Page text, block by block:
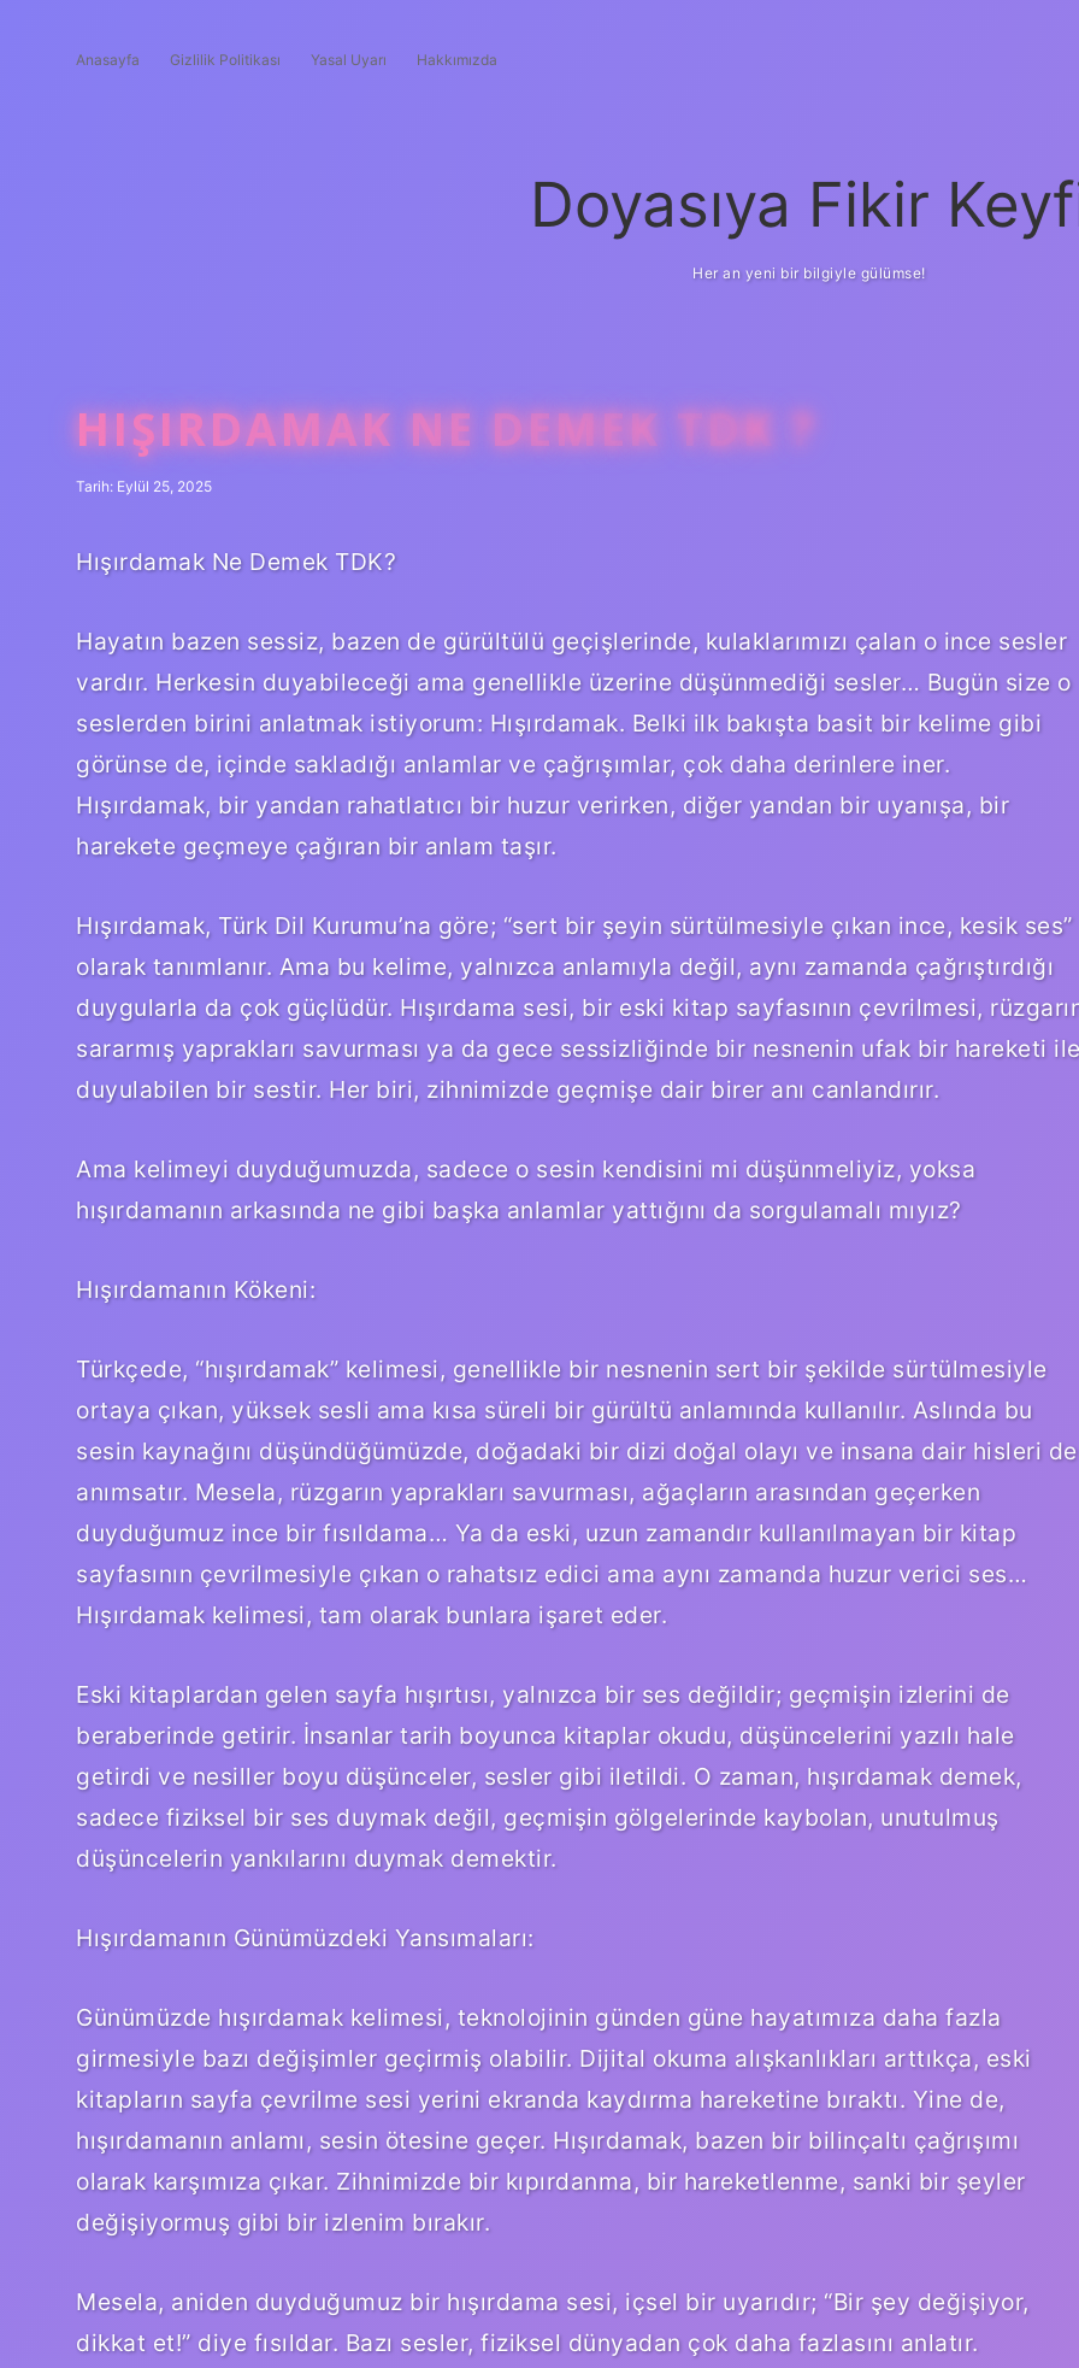
Anasayfa Gizlilik Politikası Yasal Uyarı Hakkımızda
Doyasıya Fikir
Her an yeni bir bilgiyle gülümse!
HIŞIRDAMAK NE DEMEK TDK ?
Tarih: Eylül 25, 2025
Hışırdamak Ne Demek TDK?
Hayatın bazen sessiz, bazen de gürültülü geçişlerinde, kulaklarımızı çalan o ince sesler
vardır. Herkesin duyabileceği ama genellikle üzerine düşünmediği sesler… Bugün size o
seslerden birini anlatmak istiyorum: Hışırdamak. Belki ilk bakışta basit bir kelime gibi
görünse de, içinde sakladığı anlamlar ve çağrışımlar, çok daha derinlere iner.
Hışırdamak, bir yandan rahatlatıcı bir huzur verirken, diğer yandan bir uyanışa, bir
harekete geçmeye çağıran bir anlam taşır.
Hışırdamak, Türk Dil Kurumu’na göre; “sert bir şeyin sürtülmesiyle çıkan ince, kesik ses”
olarak tanımlanır. Ama bu kelime, yalnızca anlamıyla değil, aynı zamanda çağrıştırdığı
duygularla da çok güçlüdür. Hışırdama sesi, bir eski kitap sayfasının çevrilmesi,
sararmış yaprakları savurması ya da gece sessizliğinde bir nesnenin ufak bir hareketi
duyulabilen bir sestir. Her biri, zihnimizde geçmişe dair birer anı canlandırır.
Ama kelimeyi duyduğumuzda, sadece o sesin kendisini mi düşünmeliyiz, yoksa
hışırdamanın arkasında ne gibi başka anlamlar yattığını da sorgulamalı mıyız?
Hışırdamanın Kökeni:
Türkçede, “hışırdamak” kelimesi, genellikle bir nesnenin sert bir şekilde sürtülmesiyle
ortaya çıkan, yüksek sesli ama kısa süreli bir gürültü anlamında kullanılır. Aslında bu
sesin kaynağını düşündüğümüzde, doğadaki bir dizi doğal olayı ve insana dair hisleri de
anımsatır. Mesela, rüzgarın yaprakları savurması, ağaçların arasından geçerken
duyduğumuz ince bir fısıldama… Ya da eski, uzun zamandır kullanılmayan bir kitap
sayfasının çevrilmesiyle çıkan o rahatsız edici ama aynı zamanda huzur verici ses…
Hışırdamak kelimesi, tam olarak bunlara işaret eder.
Eski kitaplardan gelen sayfa hışırtısı, yalnızca bir ses değildir; geçmişin izlerini de
beraberinde getirir. İnsanlar tarih boyunca kitaplar okudu, düşüncelerini yazılı hale
getirdi ve nesiller boyu düşünceler, sesler gibi iletildi. O zaman, hışırdamak demek,
sadece fiziksel bir ses duymak değil, geçmişin gölgelerinde kaybolan, unutulmuş
düşüncelerin yankılarını duymak demektir.
Hışırdamanın Günümüzdeki Yansımaları:
Günümüzde hışırdamak kelimesi, teknolojinin günden güne hayatımıza daha fazla
girmesiyle bazı değişimler geçirmiş olabilir. Dijital okuma alışkanlıkları arttıkça, eski
kitapların sayfa çevrilme sesi yerini ekranda kaydırma hareketine bıraktı. Yine de,
hışırdamanın anlamı, sesin ötesine geçer. Hışırdamak, bazen bir bilinçaltı çağrışımı
olarak karşımıza çıkar. Zihnimizde bir kıpırdanma, bir hareketlenme, sanki bir şeyler
değişiyormuş gibi bir izlenim bırakır.
Mesela, aniden duyduğumuz bir hışırdama sesi, içsel bir uyarıdır; “Bir şey değişiyor,
dikkat et!” diye fısıldar. Bazı sesler, fiziksel dünyadan çok daha fazlasını anlatır.